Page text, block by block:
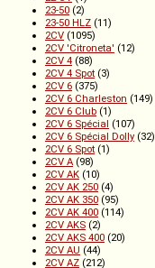
23-50 (2)
23-50 HLZ (11)
2CV (1095)
2CV 'Citroneta' (12)
2CV 4 (88)
2CV 4 Spot (3)
2CV 6 (375)
2CV 6 Charleston (149)
2CV 6 Club (1)
2CV 6 Spécial (107)
2CV 6 Spécial Dolly (32)
2CV 6 Spot (1)
2CV A (98)
2CV AK (10)
2CV AK 250 (4)
2CV AK 350 (95)
2CV AK 400 (114)
2CV AKS (2)
2CV AKS 400 (20)
2CV AU (44)
2CV AZ (212)